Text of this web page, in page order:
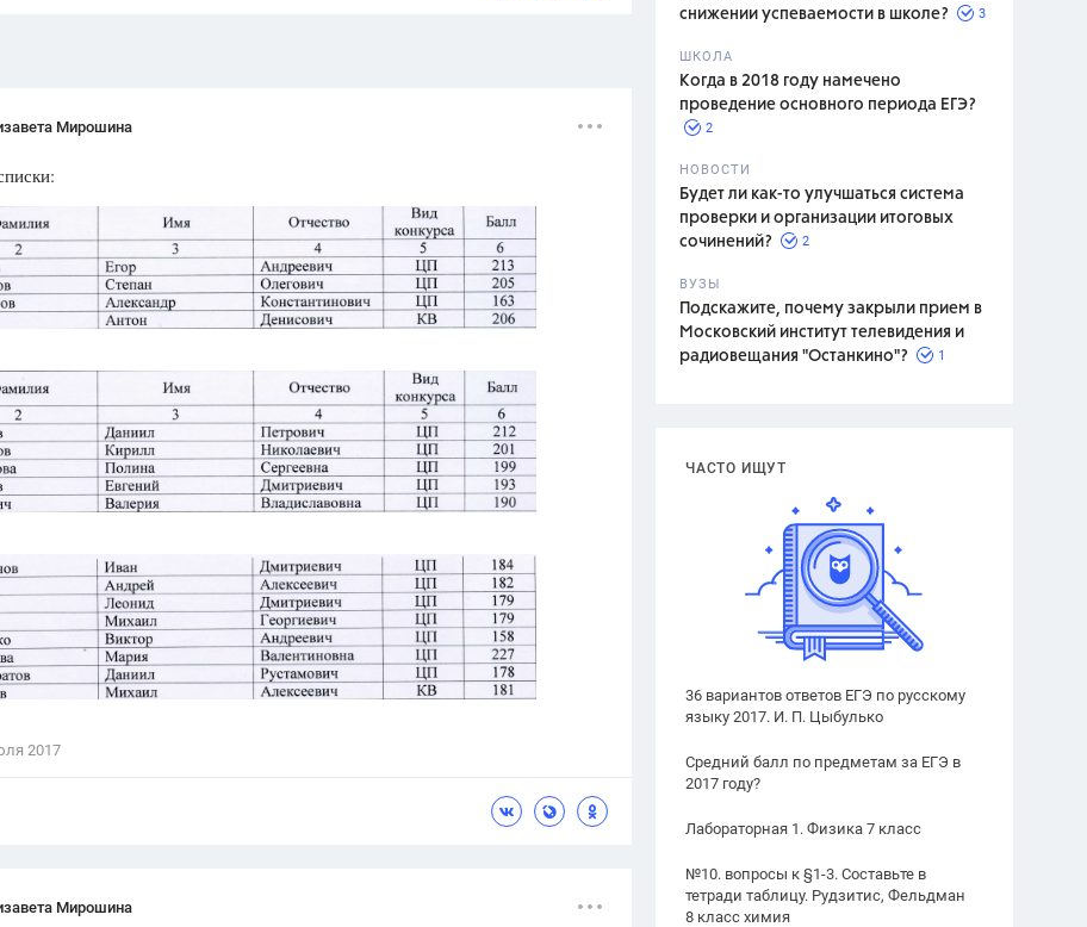
снижении успеваемости в школе?
3
ШКОЛА
Когда в 2018 году намечено
проведение основного периода ЕГЭ?
2
НОВОСТИ
Будет ли как-то улучшаться система
проверки и организации итоговых
сочинений?
2
ВУЗЫ
Подскажите, почему закрыли прием в
Московский институт телевидения и
радиовещания "Останкино"?
1
ЧАСТО ИЩУТ
36 вариантов ответов ЕГЭ по русскому
языку 2017. И. П. Цыбулько
Средний балл по предметам за ЕГЭ в
2017 году?
Лабораторная 1. Физика 7 класс
№10. вопросы к §1-3. Составьте в
тетради таблицу. Рудзитис, Фельдман
8 класс химия
Мирошина
2017
Мирошина